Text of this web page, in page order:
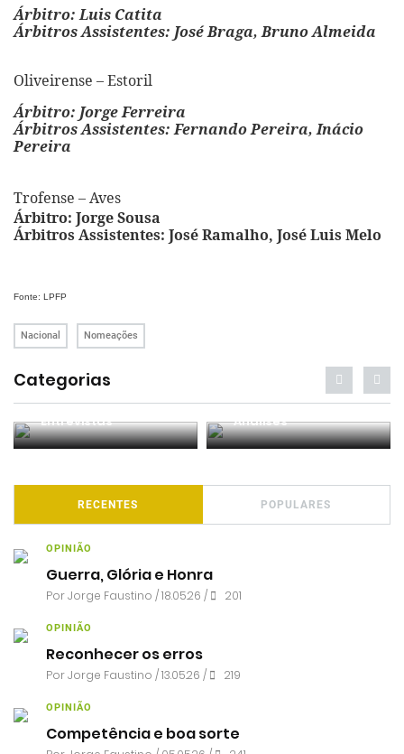
Árbitro: Luis Catita
Árbitros Assistentes: José Braga, Bruno Almeida
Oliveirense – Estoril
Árbitro: Jorge Ferreira
Árbitros Assistentes: Fernando Pereira, Inácio
Pereira
Trofense – Aves
Árbitro: Jorge Sousa
Árbitros Assistentes: José Ramalho, José Luis Melo
Fonte: LPFP
Nacional Nomeações
Categorias
Entrevistas Análises
RECENTES POPULARES
OPINIÃO
Guerra, Glória e Honra
PorJorge Faustino / 18.05.26 / 201
OPINIÃO
Reconhecer os erros
PorJorge Faustino / 13.05.26 / 219
OPINIÃO
Competência e boa sorte